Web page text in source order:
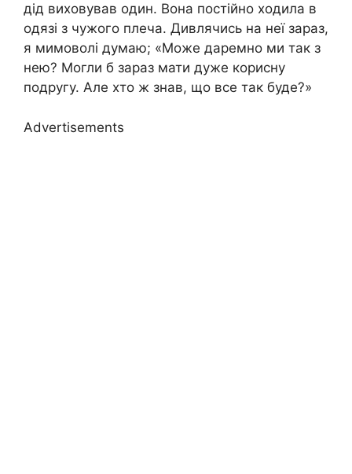
дід виховував один. Вона постійно ходила в
одязі з чужого плеча. Дивлячись на неї зараз,
я мимоволі думаю; «Може даремно ми так з
нею? Могли б зараз мати дуже корисну
подругу. Але хто ж знав, що все так буде?»
Advertisements